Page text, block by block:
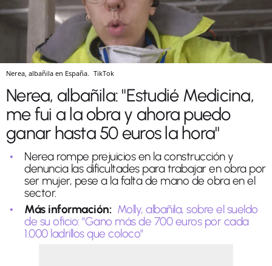
Nerea, albañila en España. TikTok
Nerea, albañila: "Estudié Medicina,
me fui a la obra y ahora puedo
ganar hasta 50 euros la hora"
Nerea rompe prejuicios en la construcción y
denuncia las dificultades para trabajar en obra por
ser mujer, pese a la falta de mano de obra en el
sector.
Más información: Molly, albañila, sobre el sueldo
de su oficio: "Gano más de 700 euros por cada
1.000 ladrillos que coloco"